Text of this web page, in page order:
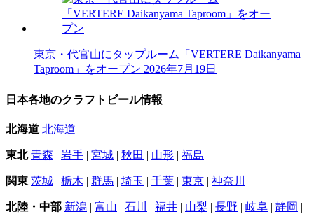
東京・代官山にタップルーム「VERTERE Daikanyama
Taproom」をオープン 2026年7月19日
日本各地のクラフトビール情報
北海道 北海道
東北 青森 | 岩手 | 宮城 | 秋田 | 山形 | 福島
関東 茨城 | 栃木 | 群馬 | 埼玉 | 千葉 | 東京 | 神奈川
北陸・中部 新潟 | 富山 | 石川 | 福井 | 山梨 | 長野 | 岐阜 | 静岡 |